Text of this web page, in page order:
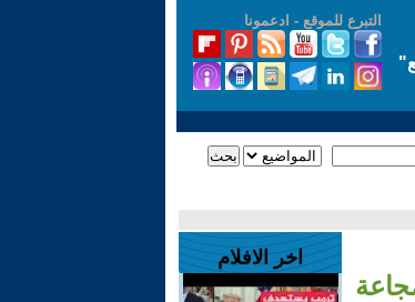
التبرع للموقع - ادعمونا
"
اخر الافلام